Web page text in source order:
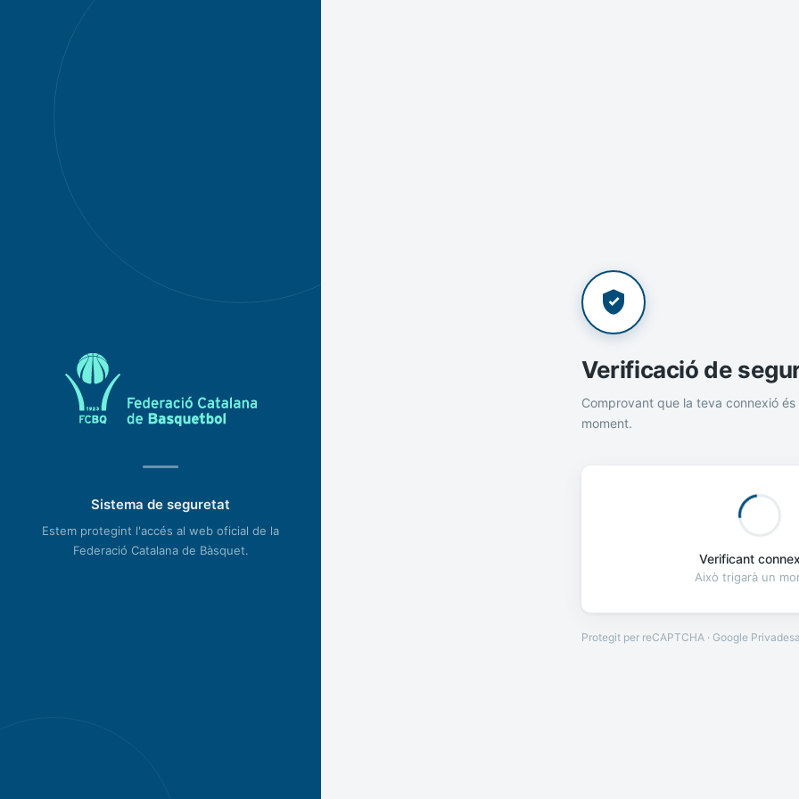
Sistema de seguretat
Estem protegint l'accés al web oficial de la
Federació Catalana de Bàsquet.
Verificació de
Comprovant que la teva connexió és
moment.
Verificant
Això trigarà un
Protegit per reCAPTCHA · Google Privadesa